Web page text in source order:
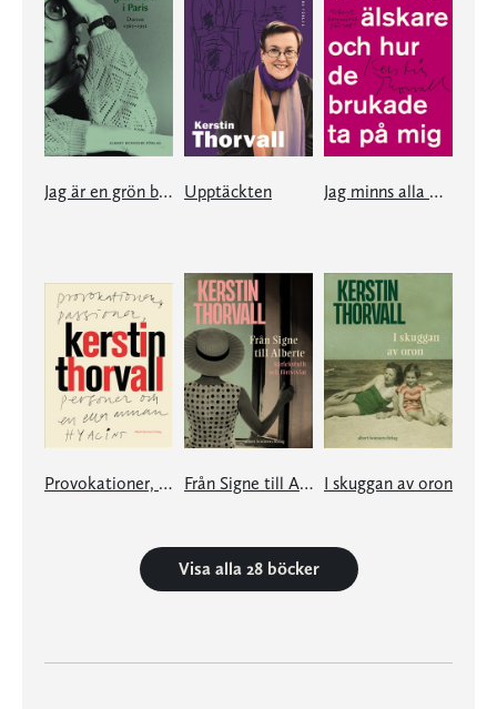
Jag är en grön bänk i Paris Upptäckten Jag minns alla mina älskare och hur de brukade ta på mig
Provokationer, Passioner, Personer och en eller annan hyacint Från Signe till Alberte – kärleksfullt och förtvivlat I skuggan av oron
Visa alla 28 böcker